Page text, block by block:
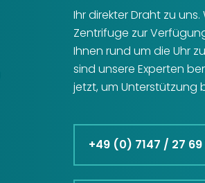
Ihr direkter Draht zu
Zentrifuge zur
Ihnen rund um die Uhr
sind unsere Experten
jetzt, um Unterstützung
+49 (0) 7147 / 27 69